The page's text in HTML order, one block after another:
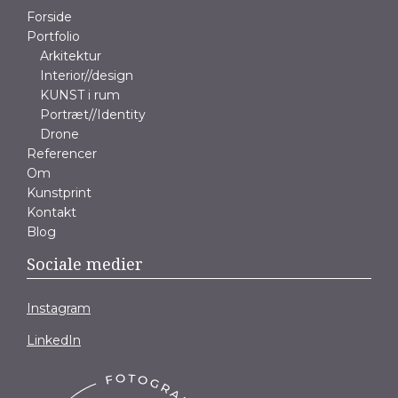
Forside
Portfolio
Arkitektur
Interior//design
KUNST i rum
Portræt//Identity
Drone
Referencer
Om
Kunstprint
Kontakt
Blog
Sociale medier
Instagram
LinkedIn